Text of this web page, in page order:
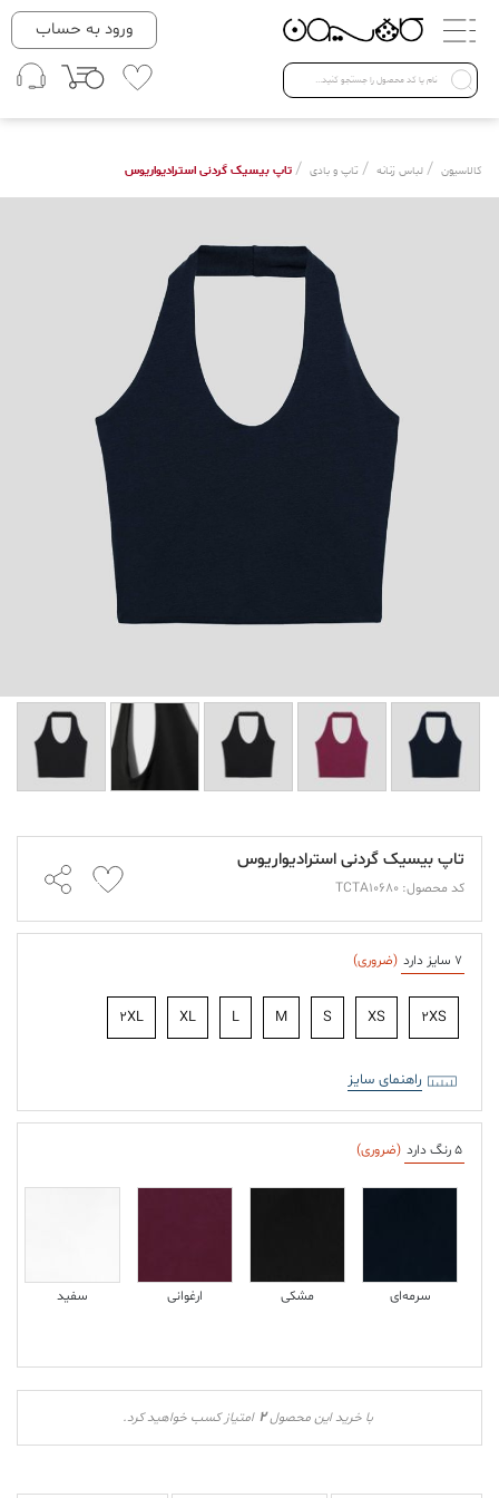
دسته بندی ها
Open submenu ( لباس زنانه )
لباس زنانه
لباس مردانه
ورود به حساب
کالاسیون / لباس زنانه / تاپ و بادی / تاپ بیسیک گردنی استرادیواریوس
تاپ بیسیک گردنی استرادیواریوس
کد محصول: TCTA10680
7 سایز دارد (ضروری)
2XS
XS
S
M
L
XL
2XL
راهنمای سایز
5 رنگ دارد (ضروری)
سرمه‌ای مشکی ارغوانی سفید
با خرید این محصول2 امتیاز کسب خواهید کرد.